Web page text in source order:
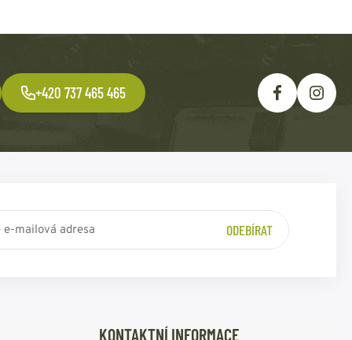
+420 737 465 465
ODEBÍRAT
KONTAKTNÍ INFORMACE